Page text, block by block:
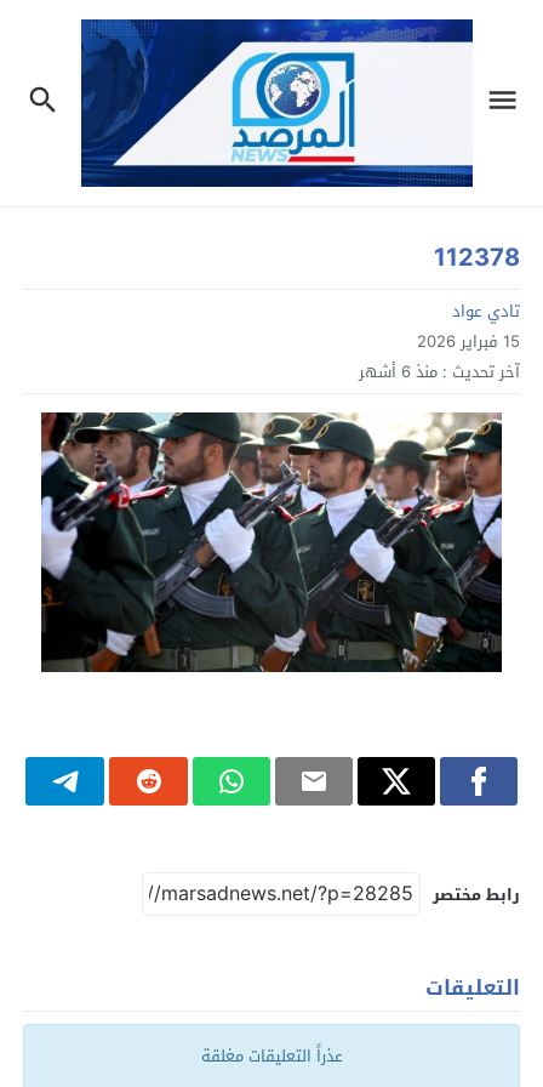
112378
تادي عواد
15 فبراير 2026
آخر تحديث : منذ 6 أشهر
رابط مختصر
التعليقات
عذراً التعليقات مغلقة